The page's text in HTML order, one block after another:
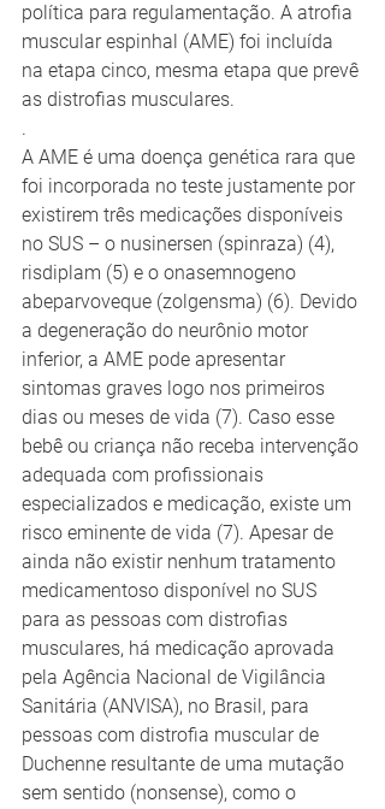
política para regulamentação. A atrofia
muscular espinhal (AME) foi incluída
na etapa cinco, mesma etapa que prevê
as distrofias musculares.
.
A AME é uma doença genética rara que
foi incorporada no teste justamente por
existirem três medicações disponíveis
no SUS – o nusinersen (spinraza) (4),
risdiplam (5) e o onasemnogeno
abeparvoveque (zolgensma) (6). Devido
a degeneração do neurônio motor
inferior, a AME pode apresentar
sintomas graves logo nos primeiros
dias ou meses de vida (7). Caso esse
bebê ou criança não receba intervenção
adequada com profissionais
especializados e medicação, existe um
risco eminente de vida (7). Apesar de
ainda não existir nenhum tratamento
medicamentoso disponível no SUS
para as pessoas com distrofias
musculares, há medicação aprovada
pela Agência Nacional de Vigilância
Sanitária (ANVISA), no Brasil, para
pessoas com distrofia muscular de
Duchenne resultante de uma mutação
sem sentido (nonsense), como o